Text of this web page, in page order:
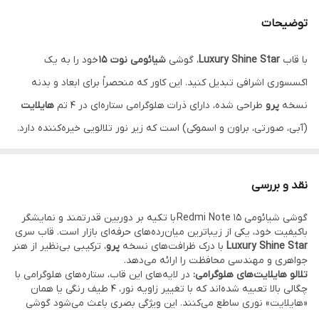
جنس بدنه TPU شفاف ضد شوک و ضد زردی
توضیحات
با قاب Luxury Shine Star، گوشی شیائومی نوت 15
خود را به یک
اکسسوری اشرافی تبدیل کنید. این کاور که منحصراً برای ابعاد و بدنه
نسخه پرو طراحی شده، دارای ذرات هلوگرامی ستاره‌ای در ۴ تم
هایلایت
(آبی، صورتی، براون و اسموکی) است که زیر نور تلالویی خیره‌کننده دارد.
اقساط از ترب پی و اسنپ پی و دیجی پی
نقد و بررسی
گوشی شیائومی Redmi Note 15 با تکیه بر دوربین قدرتمند و نمایشگر
باکیفیت خود، یکی از زیباترین میان‌رده‌های حرفه‌ای بازار است. قاب سری
Luxury Shine Star با درک ظرافت‌های نسخه پرو، ترکیبی بی‌نظیر از هنر
جواهری و مهندسی محافظت را ارائه می‌دهد.
تلالو هایلایت‌های هلوگرامی: در لایه‌های این قاب، ستاره‌های هلوگرامی با
چگالی بالا تعبیه شده‌اند که با تغییر زاویه نور، ۴ طیف رنگی یا همان
«هایلایت» نوری ساطع می‌کنند. این ویژگی بصری باعث می‌شود گوشی